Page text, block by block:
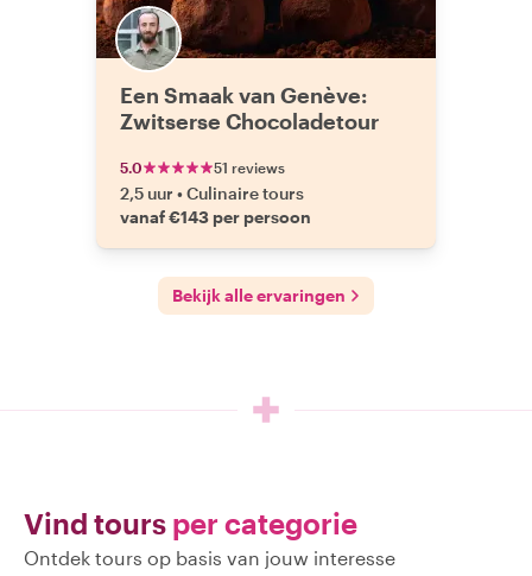
Een Smaak van Genève:
Zwitserse Chocoladetour
5.0 51 reviews
2,5 uur •Culinaire tours
vanaf €143 per persoon
Bekijk alle ervaringen
Vind tours per categorie
Ontdek tours op basis van jouw interesse